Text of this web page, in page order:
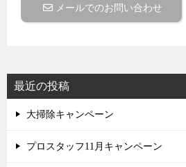
ョ
ン
メールでのお問い合わせ
最近の投稿
大掃除キャンペーン
プロスタッフ11月キャンペーン